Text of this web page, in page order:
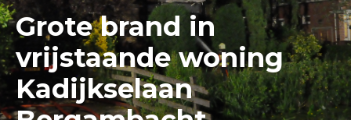
Grote brand in
vrijstaande woning
Kadijkselaan